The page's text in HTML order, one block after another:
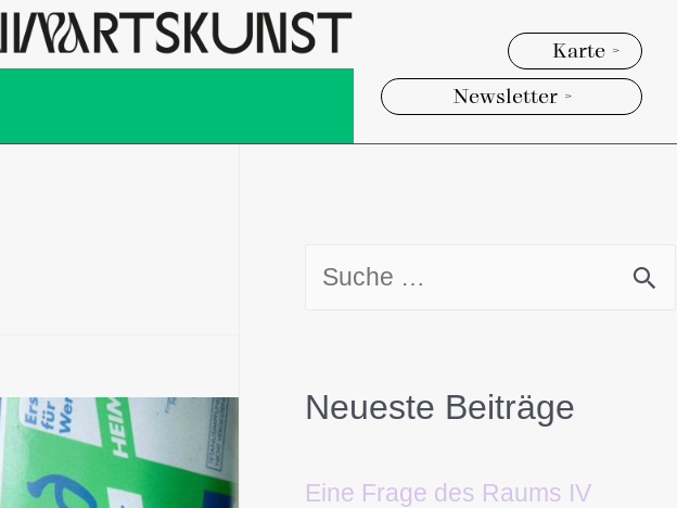
Karte >
Newsletter >
Neueste Beiträge
Eine Frage des Raums IV